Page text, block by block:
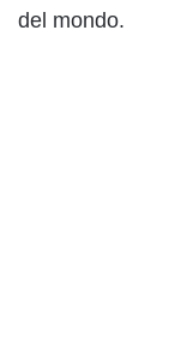
del mondo.